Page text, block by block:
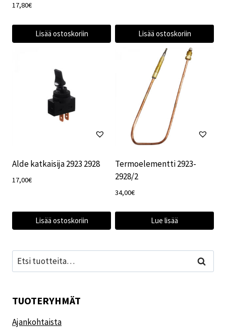
17,80€
Lisää ostoskoriin Lisää ostoskoriin
Alde katkaisija 2923 2928
17,00€
Lisää ostoskoriin
Termoelementti 2923-
2928/2
34,00€
Lue lisää
Etsi: Haku
TUOTERYHMÄT
Ajankohtaista